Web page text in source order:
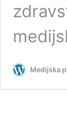
Medijska